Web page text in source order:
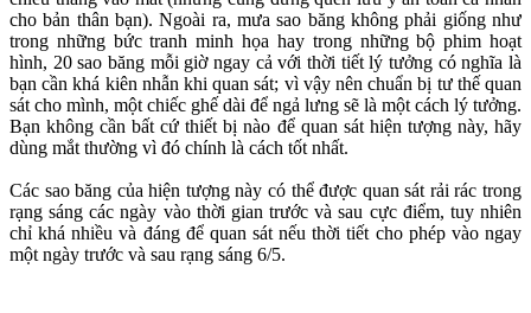
cho bản thân bạn). Ngoài ra, mưa sao băng không phải giống như
trong những bức tranh minh họa hay trong những bộ phim hoạt
hình, 20 sao băng mỗi giờ ngay cả với thời tiết lý tưởng có nghĩa là
bạn cần khá kiên nhẫn khi quan sát; vì vậy nên chuẩn bị tư thế quan
sát cho mình, một chiếc ghế dài để ngả lưng sẽ là một cách lý tưởng.
Bạn không cần bất cứ thiết bị nào để quan sát hiện tượng này, hãy
dùng mắt thường vì đó chính là cách tốt nhất.
Các sao băng của hiện tượng này có thể được quan sát rải rác trong
rạng sáng các ngày vào thời gian trước và sau cực điểm, tuy nhiên
chỉ khá nhiều và đáng để quan sát nếu thời tiết cho phép vào ngay
một ngày trước và sau rạng sáng 6/5.